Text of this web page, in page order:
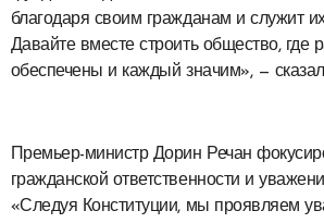
благодаря своим гражданам и служит
Давайте вместе строить общество, где
обеспечены и каждый значим», —
Премьер-министр Дорин Речан
гражданской ответственности и
«Следуя Конституции, мы проявляем